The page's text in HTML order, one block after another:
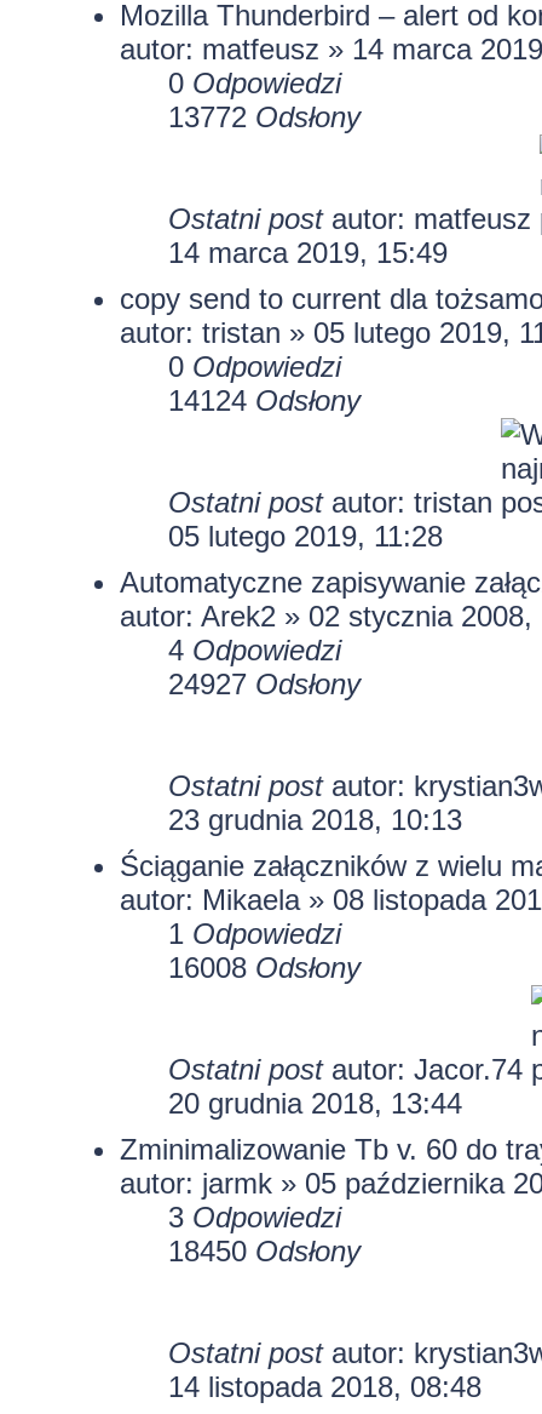
Mozilla Thunderbird – alert od
autor: matfeusz » 14 marca
0 Odpowiedzi
13772 Odsłony
Ostatni post autor: matfeusz
14 marca 2019, 15:49
copy send to current dla
autor: tristan » 05 lutego 2019,
0 Odpowiedzi
14124 Odsłony
Ostatni post autor: tristan
05 lutego 2019, 11:28
Automatyczne zapisywanie
autor: Arek2 » 02 stycznia 2008,
4 Odpowiedzi
24927 Odsłony
Ostatni post autor:
23 grudnia 2018, 10:13
Ściąganie załączników z wielu
autor: Mikaela» 08 listopada
1 Odpowiedzi
16008 Odsłony
Ostatni post autor: Jacor.74
20 grudnia 2018, 13:44
Zminimalizowanie Tb v. 60 do
autor: jarmk» 05 października
3 Odpowiedzi
18450 Odsłony
Ostatni post autor:
14 listopada 2018, 08:48